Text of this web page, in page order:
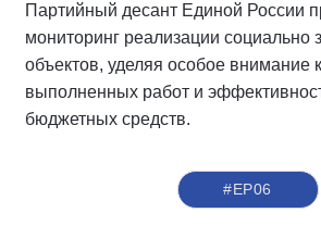
Партийный десант Единой России
мониторинг реализации социально
объектов, уделяя особое внимание
выполненных работ и
бюджетных средств.
#ЕР06